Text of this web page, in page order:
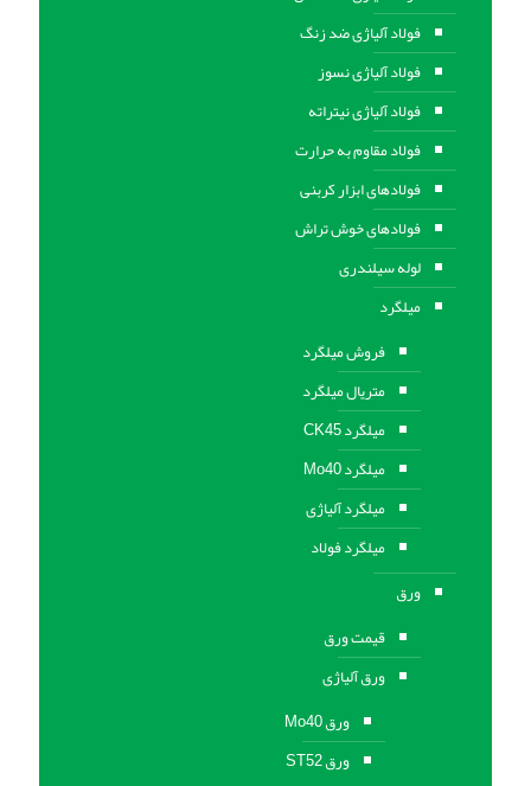
فولاد آلیاژی ضد زنگ
فولاد آلیاژی نسوز
فولاد آلیاژی نیتراته
فولاد مقاوم به حرارت
فولادهای ابزار کربنی
فولادهای خوش تراش
لوله سیلندری
میلگرد
فروش میلگرد
متریال میلگرد
میلگرد CK45
میلگرد Mo40
میلگرد آلیاژی
میلگرد فولاد
ورق
قیمت ورق
ورق آلیاژی
ورق Mo40
ورق ST52